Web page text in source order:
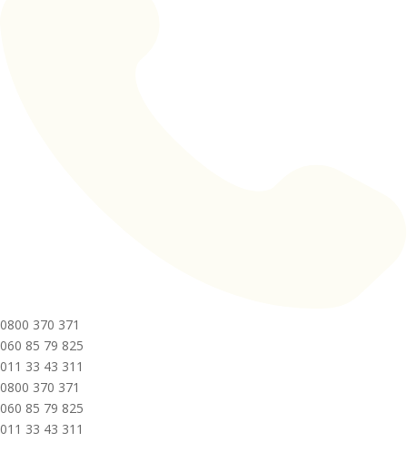
0800 370 371
060 85 79 825
011 33 43 311
0800 370 371
060 85 79 825
011 33 43 311